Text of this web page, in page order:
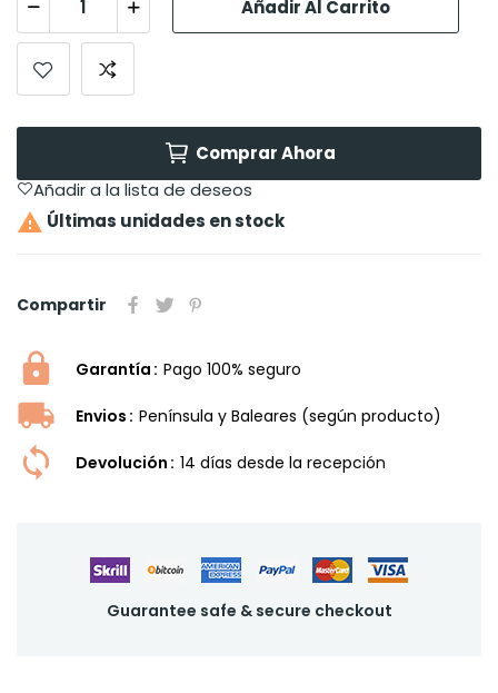
Añadir Al Carrito
Comprar Ahora
Añadir a la lista de deseos
 Últimas unidades en stock
Compartir
Garantía Pago 100% seguro
Envios Península y Baleares (según producto)
Devolución 14 dí­as desde la recepción
Guarantee safe & secure checkout